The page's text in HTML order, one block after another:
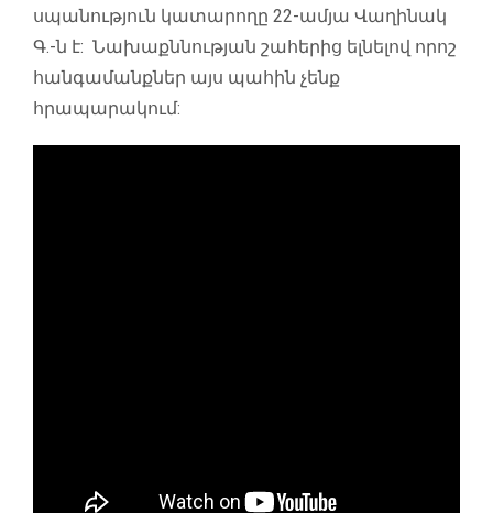
սպանություն կատարողը 22-ամյա Վաղինակ
Գ.-ն է: Նախաքննության շահերից ելնելով որոշ
հանգամանքներ այս պահին չենք
հրապարակում: